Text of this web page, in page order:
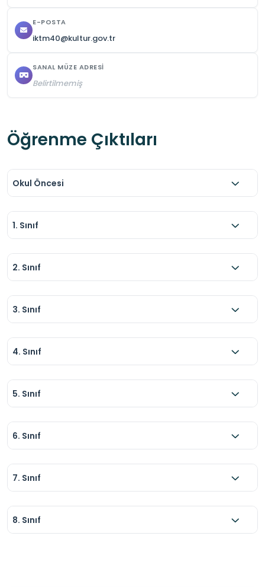
E-POSTA
iktm40@kultur.gov.tr
SANAL MÜZE ADRESI
Belirtilmemiş
Öğrenme Çıktıları
Okul Öncesi
1. Sınıf
2. Sınıf
3. Sınıf
4. Sınıf
5. Sınıf
6. Sınıf
7. Sınıf
8. Sınıf